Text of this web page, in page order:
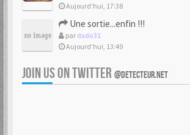
Aujourd’hui, 17:38
Une sortie...enfin !!!
par dado31
Aujourd’hui, 13:49
JOIN US ON TWITTER @DETECTEUR.NET